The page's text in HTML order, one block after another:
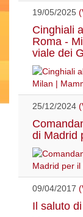
19/05/2025
Cinghiali
Roma -
viale dei
25/12/2024
di Madrid
09/04/2017
Il saluto